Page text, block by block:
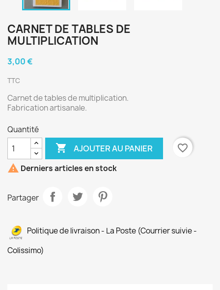
CARNET DE TABLES DE
MULTIPLICATION
3,00 €
TTC
Carnet de tables de multiplication.
Fabrication artisanale.
Quantité
 AJOUTER AU PANIER
favorite_border
 Derniers articles en stock
Partager
Politique de livraison - La Poste (Courrier suivie -
Colissimo)